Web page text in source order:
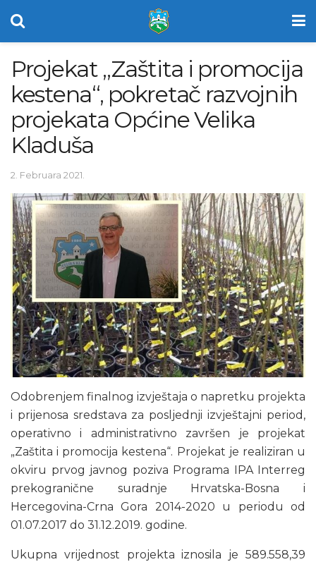
Projekat „Zaštita i promocija
kestena“, pokretač razvojnih
projekata Općine Velika
Kladuša
2. Februara 2021.
Odobrenjem finalnog izvještaja o napretku projekta
i prijenosa sredstava za posljednji izvještajni period,
operativno i administrativno završen je projekat
„Zaštita i promocija kestena“. Projekat je realiziran u
okviru prvog javnog poziva Programa IPA Interreg
prekogranične suradnje Hrvatska-Bosna i
Hercegovina-Crna Gora 2014-2020 u periodu od
01.07.2017 do 31.12.2019. godine.
Ukupna vrijednost projekta iznosila je 589.558,39